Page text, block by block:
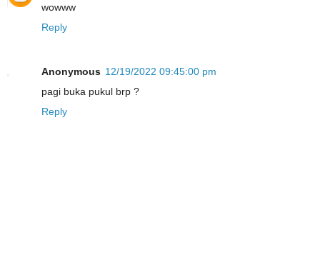
wowww
Reply
Anonymous 12/19/2022 09:45:00 pm
pagi buka pukul brp ?
Reply